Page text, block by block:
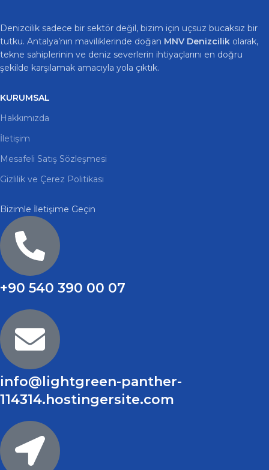
Denizcilik sadece bir sektör değil, bizim için uçsuz bucaksız bir
tutku. Antalya’nın maviliklerinde doğan MNV Denizcilik olarak,
tekne sahiplerinin ve deniz severlerin ihtiyaçlarını en doğru
şekilde karşılamak amacıyla yola çıktık.
KURUMSAL
Hakkımızda
İletişim
Mesafeli Satış Sözleşmesi
Gizlilik ve Çerez Politikası
Bizimle İletişime Geçin
+90 540 390 00 07
info@lightgreen-panther-
114314.hostingersite.com